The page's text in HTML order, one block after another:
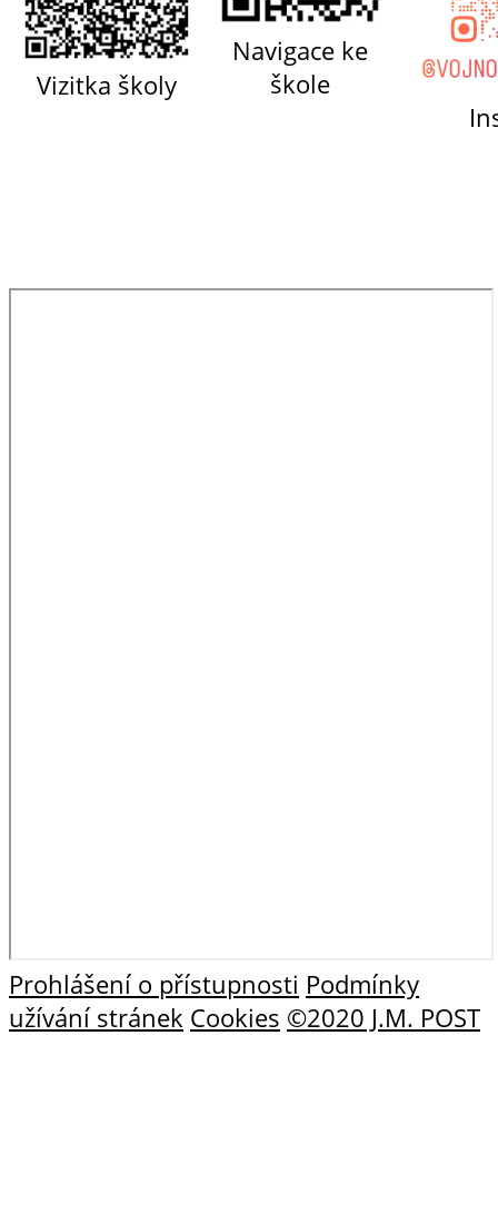
Vizitka školy
Navigace ke
škole
Prohlášení o přístupnosti Podmínky
užívání stránek Cookies ©2020 J.M. POST